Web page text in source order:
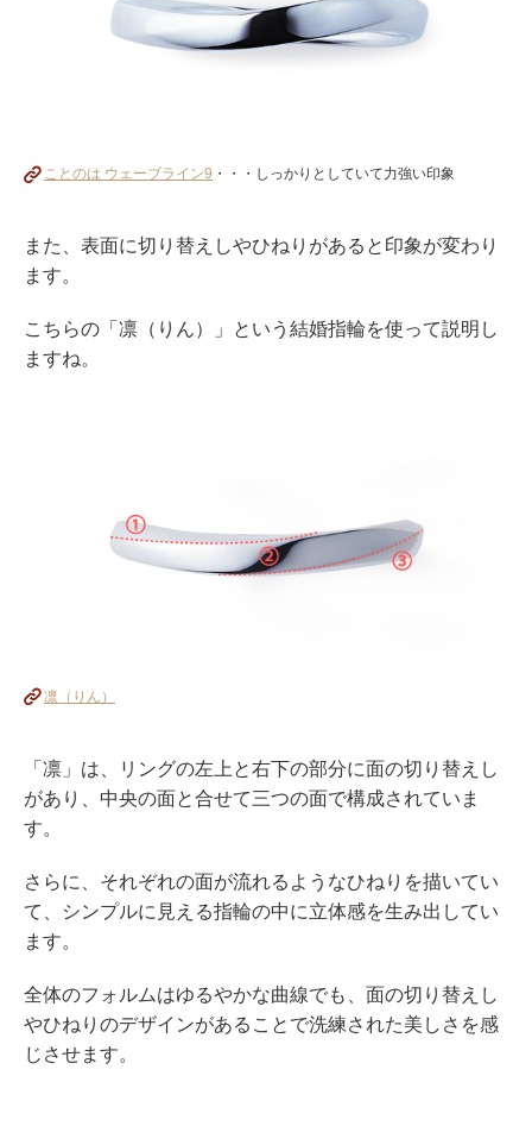
ことのは ウェーブライン9 ・・・しっかりとしていて力強い印象
また、表面に切り替えしやひねりがあると印象が変わり
ます。
こちらの「凛（りん）」という結婚指輪を使って説明し
ますね。
凛（りん）
「凛」は、リングの左上と右下の部分に面の切り替えし
があり、中央の面と合せて三つの面で構成されていま
す。
さらに、それぞれの面が流れるようなひねりを描いてい
て、シンプルに見える指輪の中に立体感を生み出してい
ます。
全体のフォルムはゆるやかな曲線でも、面の切り替えし
やひねりのデザインがあることで洗練された美しさを感
じさせます。